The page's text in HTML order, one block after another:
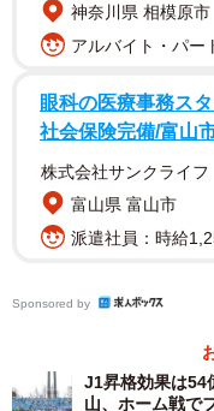
り合っていることも
ツ沢球技場（横浜市
ターへの挑発行為を
侮辱的行為が確認で
した。ヨドコウ桜ス
所では「青黒大阪」
に違反する行為が発生
神奈川県 相模原市
アルバイト・パー
眼科の医療事務ス
社会保険完備/富山
株式会社サンクライフ
富山県 富山市
派遣社員：時給
Sponsored by
J1昇格効果は54
山、ホーム戦で